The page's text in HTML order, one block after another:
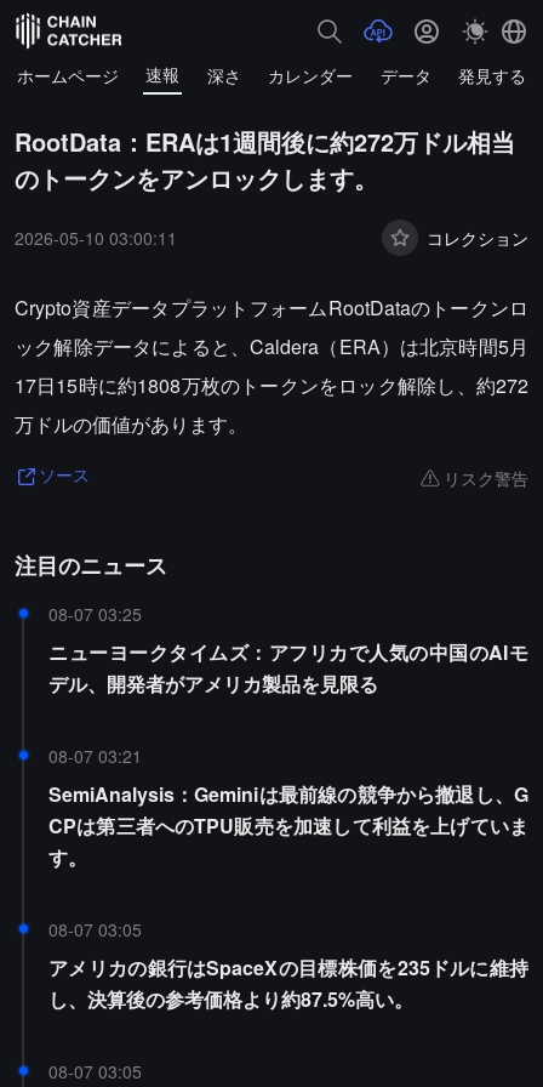
ホームページ 速報 深さ カレンダー データ 発見する
RootData：ERAは1週間後に約272万ドル相当
のトークンをアンロックします。
2026-05-10 03:00:11 コレクション
Crypto資産データプラットフォームRootDataのトークンロ
ック解除データによると、Caldera（ERA）は北京時間5月
17日15時に約1808万枚のトークンをロック解除し、約272
万ドルの価値があります。
ソース リスク警告
注目のニュース
08-07 03:25
ニューヨークタイムズ：アフリカで人気の中国のAIモ
デル、開発者がアメリカ製品を見限る
08-07 03:21
SemiAnalysis：Geminiは最前線の競争から撤退し、G
CPは第三者へのTPU販売を加速して利益を上げていま
す。
08-07 03:05
アメリカの銀行はSpaceXの目標株価を235ドルに維持
し、決算後の参考価格より約87.5%高い。
08-07 03:05